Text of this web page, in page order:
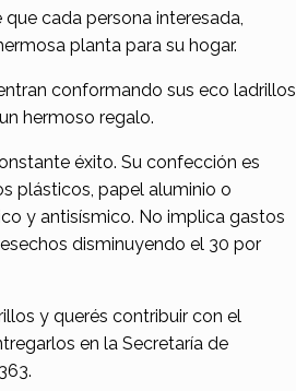
cada persona interesada,
planta para su hogar.
conformando sus eco ladrillos
hermoso regalo.
éxito. Su confección es
plásticos, papel aluminio o
y antisísmico. No implica gastos
disminuyendo el 30 por
y querés contribuir con el
en la Secretaría de